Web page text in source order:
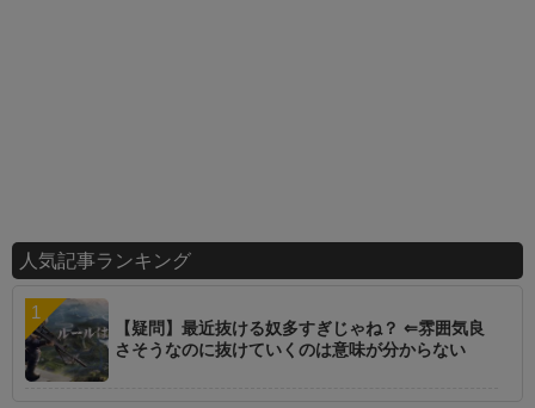
人気記事ランキング
【疑問】最近抜ける奴多すぎじゃね？ ⇐雰囲気良
さそうなのに抜けていくのは意味が分からない